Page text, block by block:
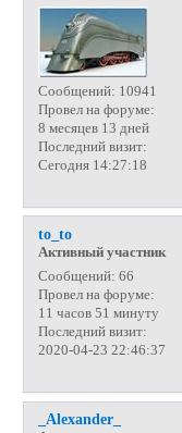
Сообщений: 10941
Провел на форуме:
8 месяцев 13 дней
Последний визит:
Сегодня 14:27:18
to_to
Активный участник
Сообщений: 66
Провел на форуме:
11 часов 51 минуту
Последний визит:
2020-04-23 22:46:37
_Alexander_